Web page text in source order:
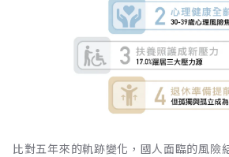
比對五年來的軌跡變化，國人面臨的風險